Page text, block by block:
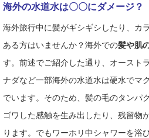
海外の水道水は〇〇にダメージ？
海外旅行中に髪がギシギシしたり、カ
ある方はいませんか？海外での髪や肌
す。前述でご紹介した通り、オースト
ナダなど一部海外の水道水は硬水でマ
でいます。そのため、髪の毛のタンパ
ゴワした感触を生み出したり、残留物
ります。でもワーホリ中シャワーを浴